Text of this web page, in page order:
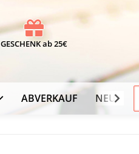
GESCHENK ab 25€
ABVERKAUF NEU